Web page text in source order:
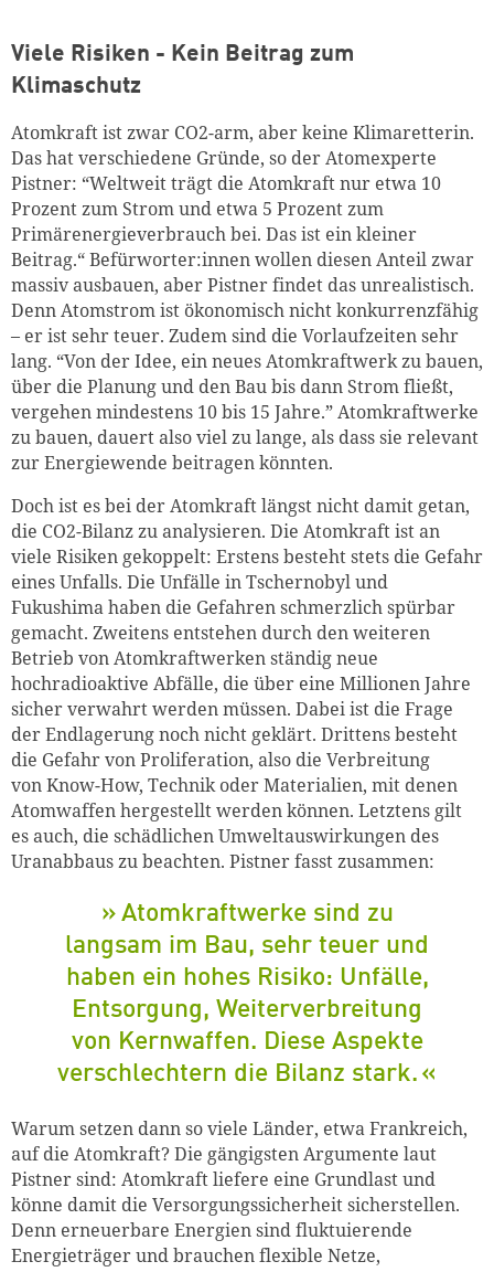
Viele Risiken - Kein Beitrag zum
Klimaschutz
Atomkraft ist zwar CO2-arm, aber keine Klimaretterin.
Das hat verschiedene Gründe, so der Atomexperte
Pistner: “Weltweit trägt die Atomkraft nur etwa 10
Prozent zum Strom und etwa 5 Prozent zum
Primärenergieverbrauch bei. Das ist ein kleiner
Beitrag.“Befürworter:innenwollen diesen Anteil zwar
massiv ausbauen, aber Pistner findet das unrealistisch.
Denn Atomstrom ist ökonomisch nicht konkurrenzfähig
– er ist sehr teuer. Zudem sind die Vorlaufzeiten sehr
lang. “Von der Idee, ein neues Atomkraftwerk zu bauen,
über die Planung und den Bau bis dann Strom fließt,
vergehen mindestens 10 bis 15 Jahre.” Atomkraftwerke
zu bauen, dauert also viel zu lange, als dass sie relevant
zur Energiewende beitragen könnten.
Doch ist es bei der Atomkraft längst nicht damit getan,
die CO2-Bilanz zu analysieren. Die Atomkraft ist an
viele Risiken gekoppelt: Erstens besteht stets die Gefahr
eines Unfalls. Die Unfälle in Tschernobyl und
Fukushima haben die Gefahren schmerzlich spürbar
gemacht. Zweitens entstehen durch den weiteren
Betrieb von Atomkraftwerken ständig neue
hochradioaktive Abfälle, die über eine Millionen Jahre
sicher verwahrt werden müssen. Dabei ist die Frage
der Endlagerung noch nicht geklärt. Drittens besteht
die Gefahr von Proliferation, also die Verbreitung
vonKnow-How, Technik oder Materialien, mit denen
Atomwaffen hergestellt werden können. Letztens gilt
es auch, die schädlichen Umweltauswirkungen des
Uranabbaus zu beachten. Pistner fasst zusammen:
Atomkraftwerke sind zu
langsam im Bau, sehr teuer und
haben ein hohes Risiko: Unfälle,
Entsorgung, Weiterverbreitung
von Kernwaffen. Diese Aspekte
verschlechtern die Bilanz stark.
Warum setzen dann so viele Länder, etwa Frankreich,
auf die Atomkraft? Die gängigsten Argumente laut
Pistner sind: Atomkraft liefere eine Grundlast und
könne damit die Versorgungssicherheit sicherstellen.
Denn erneuerbare Energien sind fluktuierende
Energieträger und brauchen flexible Netze,